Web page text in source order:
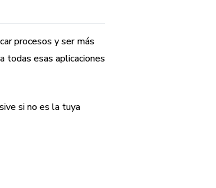
procesos y ser más
todas esas aplicaciones
si no es la tuya